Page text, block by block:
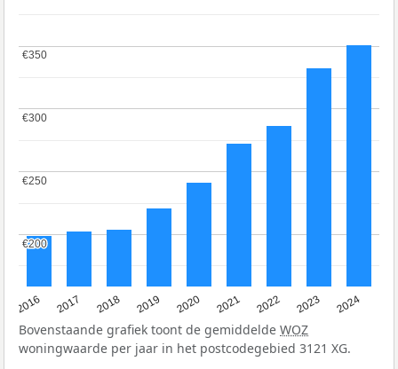
2016 2017 2018 2019 2020 2021 2022 2023 2024
€200
€200
€250
€250
€300
€300
€350
€350
Bovenstaande grafiek toont de gemiddelde WOZ
woningwaarde per jaar in het postcodegebied 3121 XG.